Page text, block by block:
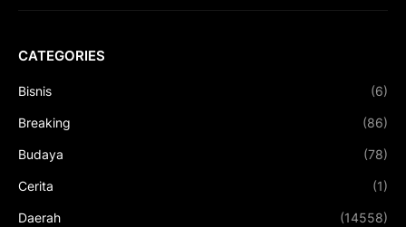
CATEGORIES
Bisnis (6)
Breaking (86)
Budaya (78)
Cerita (1)
Daerah (14558)